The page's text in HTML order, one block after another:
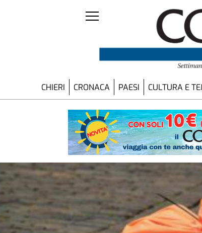
CHIERI CRONACA PAESI CULTURA E